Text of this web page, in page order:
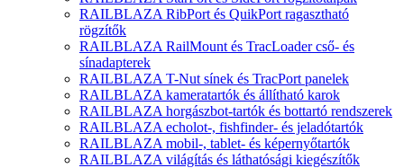
RAILBLAZA RibPort és QuikPort ragasztható
rögzítők
RAILBLAZA RailMount és TracLoader cső- és
sínadapterek
RAILBLAZA T-Nut sínek és TracPort panelek
RAILBLAZA kameratartók és állítható karok
RAILBLAZA horgászbot-tartók és bottartó rendszerek
RAILBLAZA echolot-, fishfinder- és jeladótartók
RAILBLAZA mobil-, tablet- és képernyőtartók
RAILBLAZA világítás és láthatósági kiegészítők